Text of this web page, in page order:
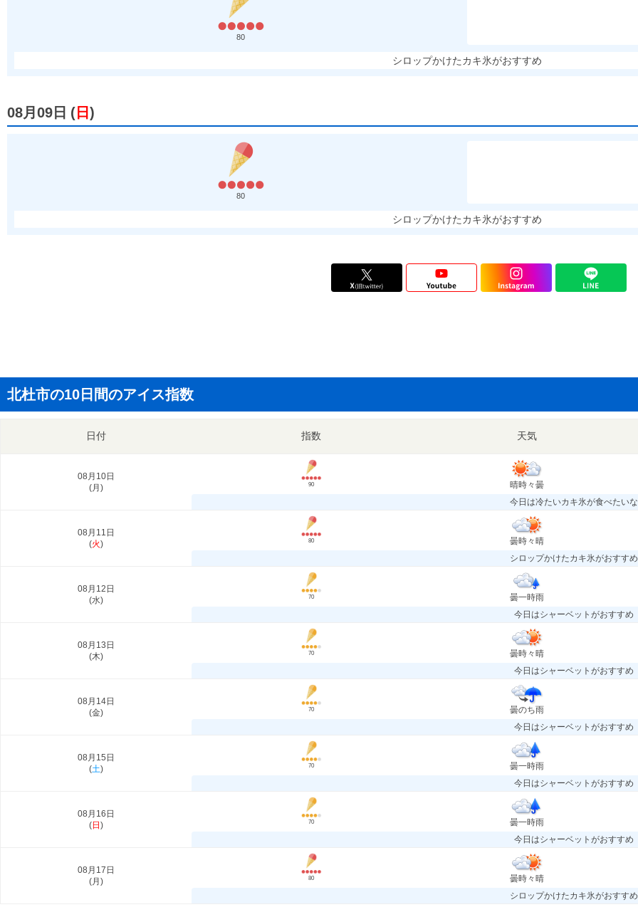
80
シロップかけたカキ氷がおすすめ
08月09日 ( 日 )
80
シロップかけたカキ氷がおすすめ
北杜市の10日間のアイス指数
日付 指数 天気
08月10日
(月 ) 90
晴時々曇
今日は冷たいカキ氷が食べたいな
08月11日
(火) 80
曇時々晴
シロップかけたカキ氷がおすすめ
08月12日
(水) 70
曇一時雨
今日はシャーベットがおすすめ
08月13日
(木) 70
曇時々晴
今日はシャーベットがおすすめ
08月14日
(金) 70
曇のち雨
今日はシャーベットがおすすめ
08月15日
(土) 70
曇一時雨
今日はシャーベットがおすすめ
08月16日
(日 ) 70
曇一時雨
今日はシャーベットがおすすめ
08月17日
(月 ) 80
曇時々晴
シロップかけたカキ氷がおすすめ